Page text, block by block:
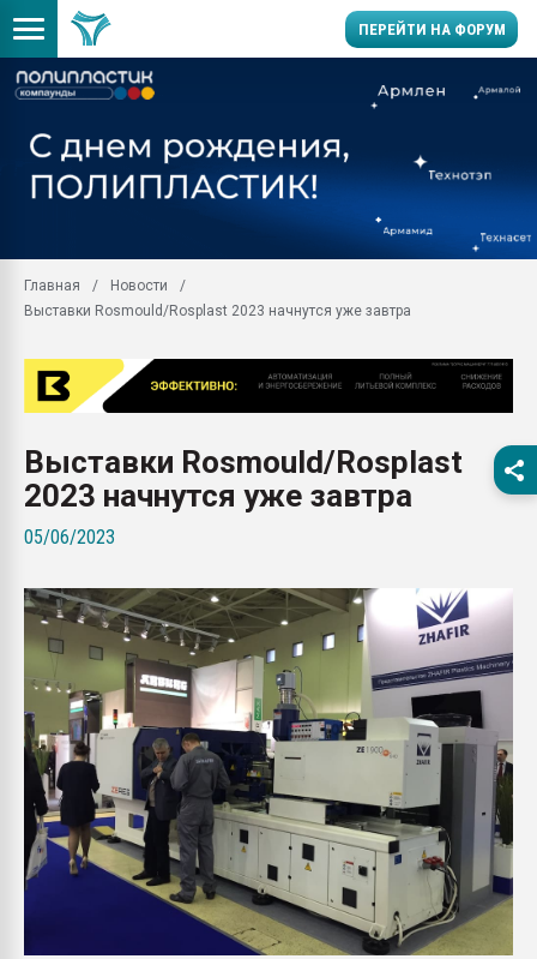
ПЕРЕЙТИ НА ФОРУМ
умельцы изготовили
Продажа готового
производство SPC
29.07.2026 ФРП помог
Помощь в подборе
ближайшее
Подмосковье, Москва
28.07.2026
28.07.2026
ситуацией на
ПЕРЕЙТИ НА
Главная
Новости
Выставки Rosmould/Rosplast 2023 начнутся уже завтра
Выставки Rosmould/Rosplast
2023 начнутся уже завтра
05/06/2023